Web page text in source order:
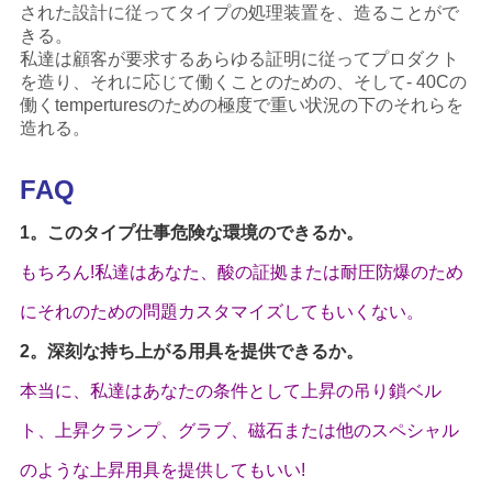
された設計に従ってタイプの処理装置を、造ることがで
きる。
私達は顧客が要求するあらゆる証明に従ってプロダクト
を造り、それに応じて働くことのための、そして- 40Cの
働くtemperturesのための極度で重い状況の下のそれらを
造れる。
FAQ
1。このタイプ仕事危険な環境のできるか。
もちろん!私達はあなた、酸の証拠または耐圧防爆のため
にそれのための問題カスタマイズしてもいくない。
2。深刻な持ち上がる用具を提供できるか。
本当に、私達はあなたの条件として上昇の吊り鎖ベル
ト、上昇クランプ、グラブ、磁石または他のスペシャル
のような上昇用具を提供してもいい!